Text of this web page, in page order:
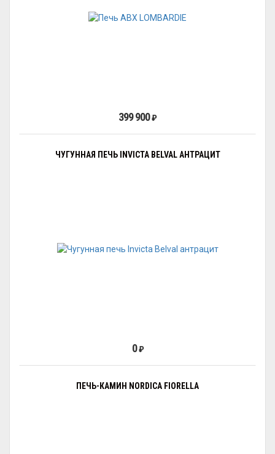
399 900₽
ЧУГУННАЯ ПЕЧЬ INVICTA BELVAL АНТРАЦИТ
0₽
ПЕЧЬ-КАМИН NORDICA FIORELLA